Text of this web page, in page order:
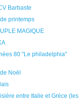
Barbaste
printemps
MAGIQUE
80 "Le philadelphia"
Noël
entre Italie et Grèce (les